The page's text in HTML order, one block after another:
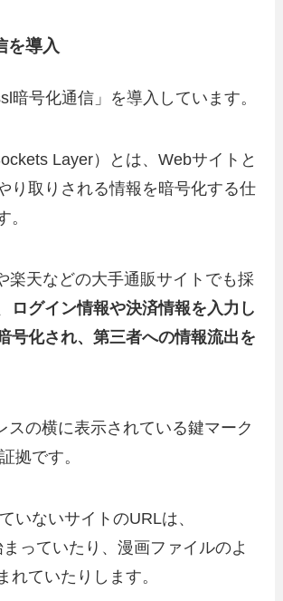
を導入
暗号化通信」を導入しています。
Layer）とは、Webサイトと
り取りされる情報を暗号化する仕
。
楽天などの大手通販サイトでも採
ログイン情報や決済情報を入力し
号化され、第三者への情報流出を
スの横に表示されている鍵マーク
拠です。
いないサイトのURLは、
まっていたり、漫画ファイルのよ
れていたりします。